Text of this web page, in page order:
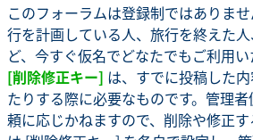
このフォーラムは登録制ではありま
行を計画している人、旅行を終えた
ど、今すぐ仮名でどなたでもご利用い
[削除修正キー] は、すでに投稿した
たりする際に必要なものです。管理
頼に応じかねますので、削除や修正